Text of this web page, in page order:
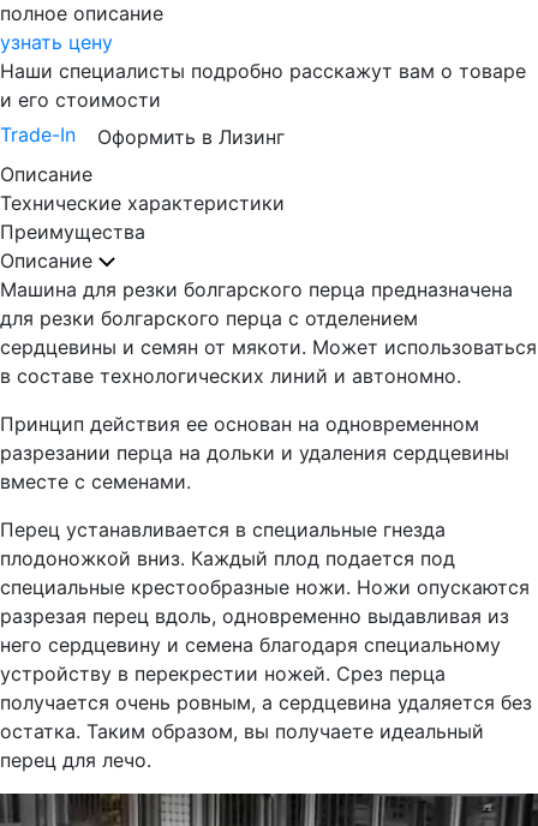
полное описание
узнать цену
Наши специалисты подробно расскажут вам о товаре
и его стоимости
Trade-In
Оформить в Лизинг
Описание
Технические характеристики
Преимущества
Описание
Машина для резки болгарского перца предназначена
для резки болгарского перца с отделением
сердцевины и семян от мякоти. Может использоваться
в составе технологических линий и автономно.
Принцип действия ее основан на одновременном
разрезании перца на дольки и удаления сердцевины
вместе с семенами.
Перец устанавливается в специальные гнезда
плодоножкой вниз. Каждый плод подается под
специальные крестообразные ножи. Ножи опускаются
разрезая перец вдоль, одновременно выдавливая из
него сердцевину и семена благодаря специальному
устройству в перекрестии ножей. Срез перца
получается очень ровным, а сердцевина удаляется без
остатка. Таким образом, вы получаете идеальный
перец для лечо.